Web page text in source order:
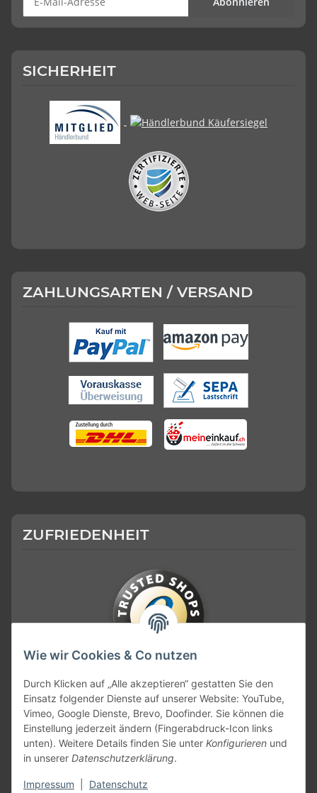
SICHERHEIT
ZAHLUNGSARTEN / VERSAND
ZUFRIEDENHEIT
KONTAKT
Wie wir Cookies & Co nutzen
Durch Klicken auf „Alle akzeptieren“ gestatten Sie den
Einsatz folgender Dienste auf unserer Website: YouTube,
Vimeo, Google Dienste, Brevo, Doofinder. Sie können die
Einstellung jederzeit ändern (Fingerabdruck-Icon links
unten). Weitere Details finden Sie unter Konfigurieren und
in unserer Datenschutzerklärung.
Impressum Datenschutz